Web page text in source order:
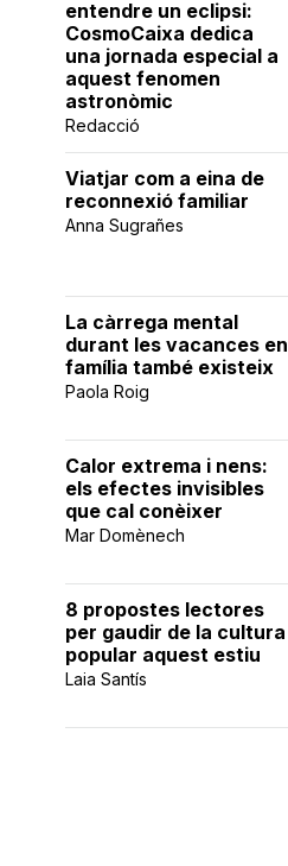
entendre un eclipsi:
CosmoCaixa dedica
una jornada especial a
aquest fenomen
astronòmic
Redacció
Viatjar com a eina de
reconnexió familiar
Anna Sugrañes
La càrrega mental
durant les vacances en
família també existeix
Paola Roig
Calor extrema i nens:
els efectes invisibles
que cal conèixer
Mar Domènech
8 propostes lectores
per gaudir de la cultura
popular aquest estiu
Laia Santís